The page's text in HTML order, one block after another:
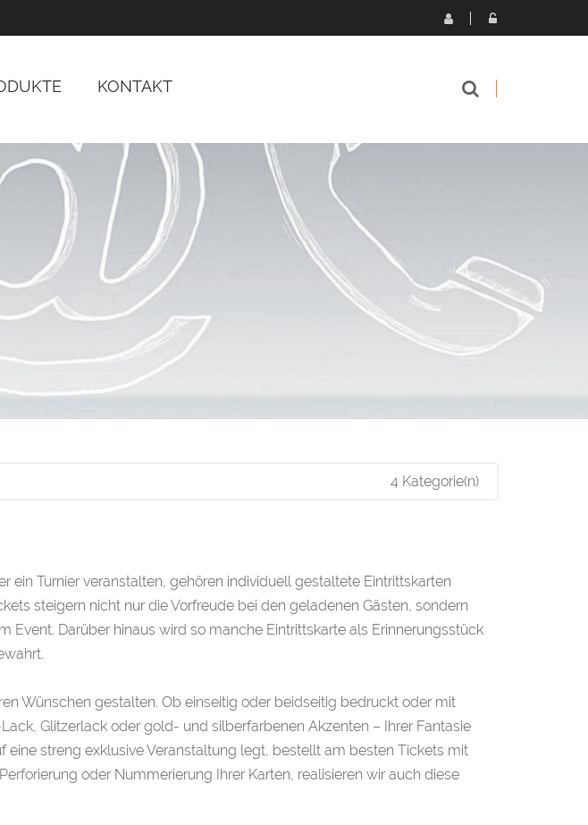
KONTAKT
4 Kategorie(n)
ein Turnier veranstalten, gehören individuell gestaltete Eintrittskarten
steigern nicht nur die Vorfreude bei den geladenen Gästen, sondern
Event. Darüber hinaus wird so manche Eintrittskarte als Erinnerungsstück
Wünschen gestalten. Ob einseitig oder beidseitig bedruckt oder mit
Glitzerlack oder gold- und silberfarbenen Akzenten – Ihrer Fantasie
eine streng exklusive Veranstaltung legt, bestellt am besten Tickets mit
oder Nummerierung Ihrer Karten, realisieren wir auch diese